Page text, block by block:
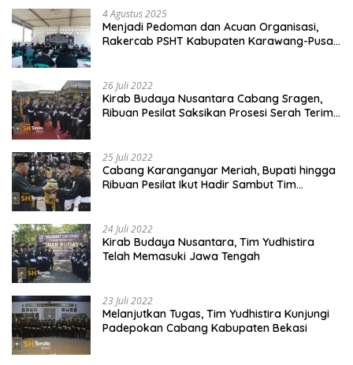
4 Agustus 2025
Menjadi Pedoman dan Acuan Organisasi,
Rakercab PSHT Kabupaten Karawang-Pusat
26 Juli 2022
Kirab Budaya Nusantara Cabang Sragen,
Ribuan Pesilat Saksikan Prosesi Serah Terima
25 Juli 2022
Cabang Karanganyar Meriah, Bupati hingga
Ribuan Pesilat Ikut Hadir Sambut Tim
24 Juli 2022
Kirab Budaya Nusantara, Tim Yudhistira
Telah Memasuki Jawa Tengah
23 Juli 2022
Melanjutkan Tugas, Tim Yudhistira Kunjungi
Padepokan Cabang Kabupaten Bekasi